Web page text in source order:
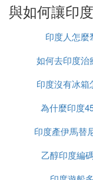
形地貌卻豐富多
03、印度幾乎全
印度國家也是一
生不到兒子就多
孩子老婆一起住
下來至少有十幾
與如何讓印
印度人怎麼
如何去印度治
印度沒有冰箱
食物
為什麼印度
印度產伊馬替
多少
乙醇印度編